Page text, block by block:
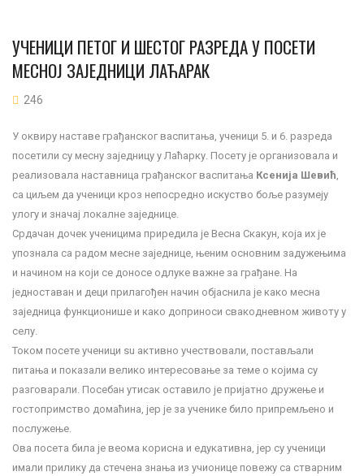
УЧЕНИЦИ ПЕТОГ И ШЕСТОГ РАЗРЕДА У ПОСЕТИ
МЕСНОЈ ЗАЈЕДНИЦИ ЛАЋАРАК
246
У оквиру наставе грађанског васпитања, ученици 5. и 6. разреда
посетили су месну заједницу у Лаћарку. Посету је организовала и
реализовала наставница грађанског васпитања Ксенија Шевић,
са циљем да ученици кроз непосредно искуство боље разумеју
улогу и значај локалне заједнице.
Срдачан дочек ученицима приредила је Весна Скакун, која их је
упознала са радом месне заједнице, њеним основним задужењима
и начином на који се доносе одлуке важне за грађане. На
једноставан и деци прилагођен начин објаснила је како месна
заједница функционише и како доприноси свакодневном животу у
селу.
Током посете ученици su активно учествовали, постављали
питања и показали велико интересовање за теме о којима су
разговарали. Посебан утисак оставило је пријатно дружење и
гостопримство домаћина, јер је за ученике било припремљено и
послужење.
Ова посета била је веома корисна и едукативна, јер су ученици
имали прилику да стечена знања из учионице повежу са стварним